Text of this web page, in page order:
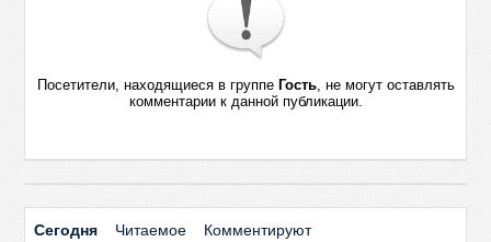
Посетители, находящиеся в группе Гость, не могут оставлять
комментарии к данной публикации.
Сегодня Читаемое Комментируют